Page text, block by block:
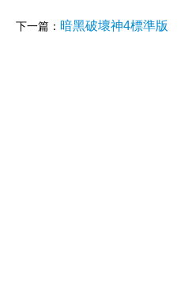
下一篇： 暗黑破壞神4標準版